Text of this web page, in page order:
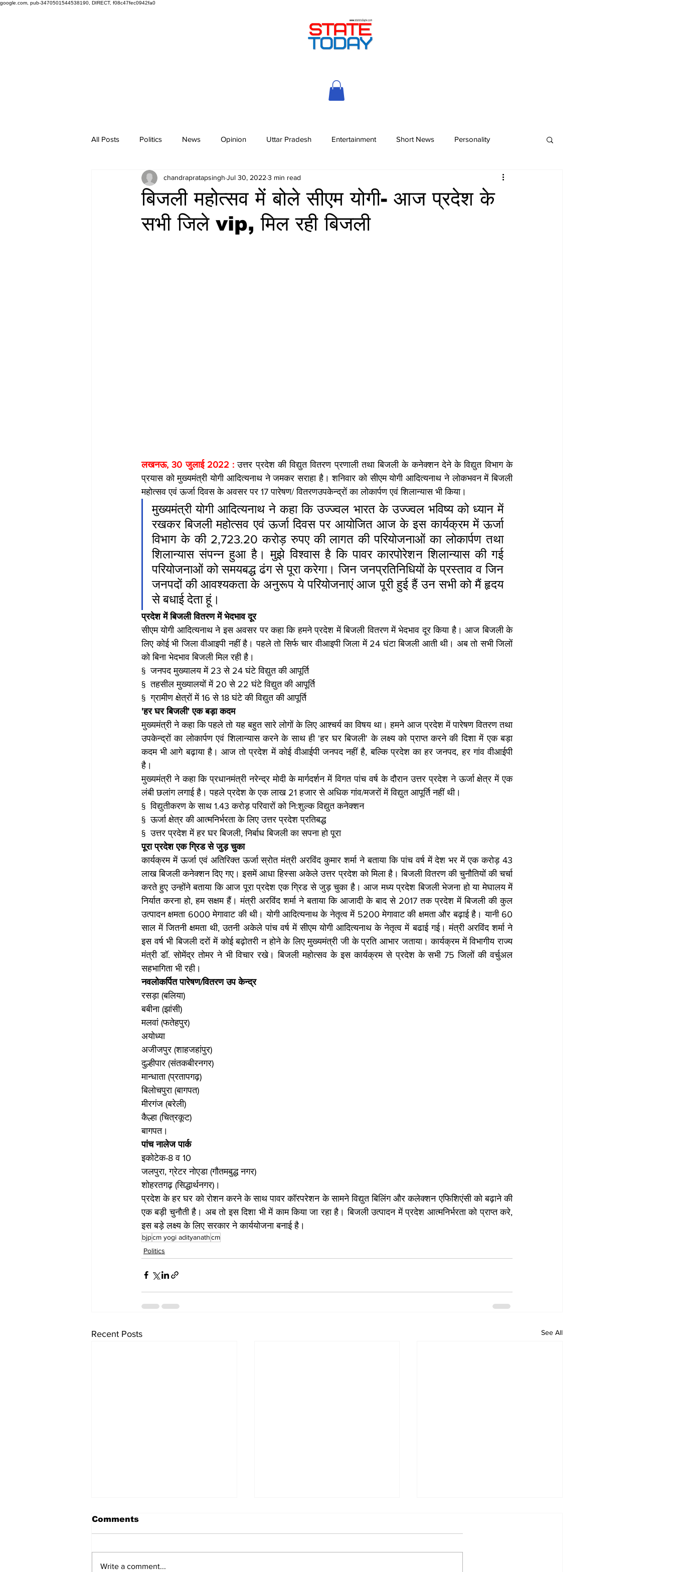
google.com, pub-3470501544538190, DIRECT, f08c47fec0942fa0
All Posts Politics News Opinion Uttar Pradesh Entertainment Short News Personality
बिजली महोत्सव में बोले सीएम योगी- आज प्रदेश के
सभी जिले vip, मिल रही बिजली
chandrapratapsingh Jul 30, 2022 3 min read
लखनऊ, 30 जुलाई 2022 : उत्तर प्रदेश की विद्युत वितरण प्रणाली तथा बिजली के कनेक्शन देने के विद्युत विभाग के
प्रयास को मुख्यमंत्री योगी आदित्यनाथ ने जमकर सराहा है। शनिवार को सीएम योगी आदित्यनाथ ने लोकभवन में बिजली
महोत्सव एवं ऊर्जा दिवस के अवसर पर 17 पारेषण/ वितरणउपकेन्द्रों का लोकार्पण एवं शिलान्यास भी किया।
मुख्यमंत्री योगी आदित्यनाथ ने कहा कि उज्ज्वल भारत के उज्ज्वल भविष्य को ध्यान में
रखकर बिजली महोत्सव एवं ऊर्जा दिवस पर आयोजित आज के इस कार्यक्रम में ऊर्जा
विभाग के की 2,723.20 करोड़ रुपए की लागत की परियोजनाओं का लोकार्पण तथा
शिलान्यास संपन्न हुआ है। मुझे विश्वास है कि पावर कारपोरेशन शिलान्यास की गई
परियोजनाओं को समयबद्ध ढंग से पूरा करेगा। जिन जनप्रतिनिधियों के प्रस्ताव व जिन
जनपदों की आवश्यकता के अनुरूप ये परियोजनाएं आज पूरी हुई हैं उन सभी को मैं हृदय
से बधाई देता हूं।
प्रदेश में बिजली वितरण में भेदभाव दूर
सीएम योगी आदित्यनाथ ने इस अवसर पर कहा कि हमने प्रदेश में बिजली वितरण में भेदभाव दूर किया है। आज बिजली के
लिए कोई भी जिला वीआइपी नहीं है। पहले तो सिर्फ चार वीआइपी जिला में 24 घंटा बिजली आती थी। अब तो सभी जिलों
को बिना भेदभाव बिजली मिल रही है।
§  जनपद मुख्यालय में 23 से 24 घंटे विद्युत की आपूर्ति
§  तहसील मुख्यालयों में 20 से 22 घंटे विद्युत की आपूर्ति
§  ग्रामीण क्षेत्रों में 16 से 18 घंटे की विद्युत की आपूर्ति
'हर घर बिजली' एक बड़ा कदम
मुख्यमंत्री ने कहा कि पहले तो यह बहुत सारे लोगों के लिए आश्चर्य का विषय था। हमने आज प्रदेश में पारेषण वितरण तथा
उपकेन्द्रों का लोकार्पण एवं शिलान्यास करने के साथ ही 'हर घर बिजली' के लक्ष्य को प्राप्त करने की दिशा में एक बड़ा
कदम भी आगे बढ़ाया है। आज तो प्रदेश में कोई वीआईपी जनपद नहीं है, बल्कि प्रदेश का हर जनपद, हर गांव वीआईपी
है।
मुख्यमंत्री ने कहा कि प्रधानमंत्री नरेन्द्र मोदी के मार्गदर्शन में विगत पांच वर्ष के दौरान उत्तर प्रदेश ने ऊर्जा क्षेत्र में एक
लंबी छलांग लगाई है। पहले प्रदेश के एक लाख 21 हजार से अधिक गांव/मजरों में विद्युत आपूर्ति नहीं थी।
§  विद्युतीकरण के साथ 1.43 करोड़ परिवारों को नि:शुल्क विद्युत कनेक्शन
§  ऊर्जा क्षेत्र की आत्मनिर्भरता के लिए उत्तर प्रदेश प्रतिबद्ध
§  उत्तर प्रदेश में हर घर बिजली, निर्बाध बिजली का सपना हो पूरा
पूरा प्रदेश एक ग्रिड से जुड़ चुका
कार्यक्रम में ऊर्जा एवं अतिरिक्त ऊर्जा स्रोत मंत्री अरविंद कुमार शर्मा ने बताया कि पांच वर्ष में देश भर में एक करोड़ 43
लाख बिजली कनेक्शन दिए गए। इसमें आधा हिस्सा अकेले उत्तर प्रदेश को मिला है। बिजली वितरण की चुनौतियों की चर्चा
करते हुए उन्होंने बताया कि आज पूरा प्रदेश एक ग्रिड से जुड़ चुका है। आज मध्य प्रदेश बिजली भेजना हो या मेघालय में
निर्यात करना हो, हम सक्षम हैं। मंत्री अरविंद शर्मा ने बताया कि आजादी के बाद से 2017 तक प्रदेश में बिजली की कुल
उत्पादन क्षमता 6000 मेगावाट की थी। योगी आदित्यनाथ के नेतृत्व में 5200 मेगावाट की क्षमता और बढ़ाई है। यानी 60
साल में जितनी क्षमता थी, उतनी अकेले पांच वर्ष में सीएम योगी आदित्यनाथ के नेतृत्व में बढाई गई। मंत्री अरविंद शर्मा ने
इस वर्ष भी बिजली दरों में कोई बढ़ोतरी न होने के लिए मुख्यमंत्री जी के प्रति आभार जताया। कार्यक्रम में विभागीय राज्य
मंत्री डॉ. सोमेंद्र तोमर ने भी विचार रखे। बिजली महोत्सव के इस कार्यक्रम से प्रदेश के सभी 75 जिलों की वर्चुअल
सहभागिता भी रही।
नवलोकर्पित पारेषण/वितरण उप केन्द्र
रसड़ा (बलिया)
बबीना (झांसी)
मलवां (फतेहपुर)
अयोध्या
अजीजपुर (शाहजहांपुर)
दुल्हीपार (संतकबीरनगर)
मान्धाता (प्रतापगढ़)
बिलोचपुरा (बागपत)
मीरगंज (बरेली)
कैल्हा (चित्रकूट)
बागपत।
पांच नालेज पार्क
इकोटेक-8 व 10
जलपुरा, ग्रेटर नोएडा (गौतमबुद्ध नगर)
शोहरतगढ़ (सिद्धार्थनगर)।
प्रदेश के हर घर को रोशन करने के साथ पावर कॉरपरेशन के सामने विद्युत बिलिंग और कलेक्शन एफिशिएंसी को बढ़ाने की
एक बड़ी चुनौती है। अब तो इस दिशा भी में काम किया जा रहा है। बिजली उत्पादन में प्रदेश आत्मनिर्भरता को प्राप्त करे,
इस बड़े लक्ष्य के लिए सरकार ने कार्ययोजना बनाई है।
bjpcm yogi adityanathcm
Politics
Recent Posts See All
Comments
Write a comment...